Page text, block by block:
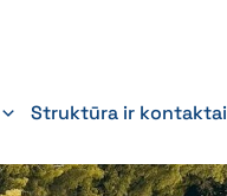
Struktūra ir kontaktai